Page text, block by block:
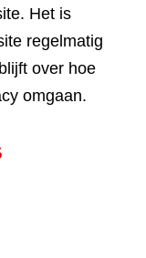
Het is
regelmatig
over hoe
omgaan.